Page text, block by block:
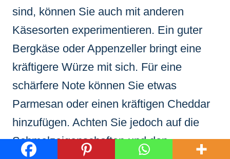
sind, können Sie auch mit anderen
Käsesorten experimentieren. Ein guter
Bergkäse oder Appenzeller bringt eine
kräftigere Würze mit sich. Für eine
schärfere Note können Sie etwas
Parmesan oder einen kräftigen Cheddar
hinzufügen. Achten Sie jedoch auf die
Schmelzeigenschaften und den